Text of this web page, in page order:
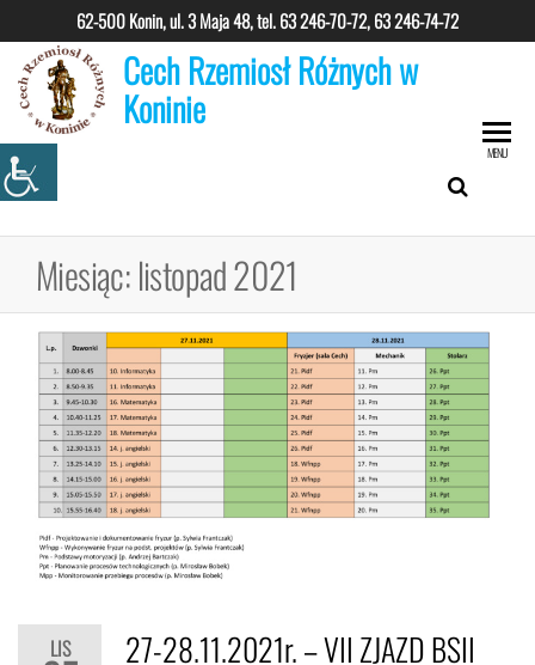
do
treści
62-500 Konin, ul. 3 Maja 48, tel.63 246-70-72, 63 246-74-72
Cech Rzemiosł Różnych w
Koninie
MENU
Miesiąc:listopad 2021
LIS 27-28.11.2021r. – VII ZJAZD BSII